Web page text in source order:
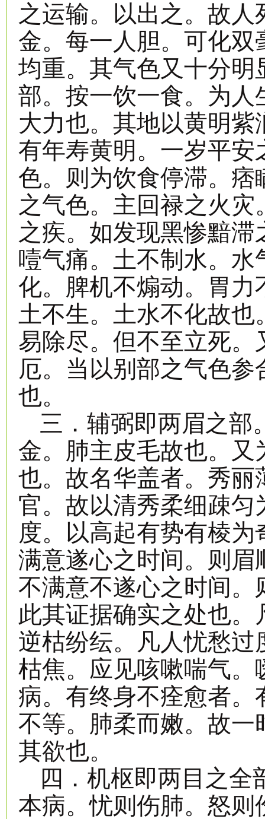
之运输。以出之。故
金。每一人胆。可化
均重。其气色又十分
部。按一饮一食。为
大力也。其地以黄明
有年寿黄明。一岁平
色。则为饮食停滞。
之气色。主回禄之火
之疾。如发现黑惨黯
噎气痛。土不制水。
化。脾机不煽动。胃
土不生。土水不化故
易除尽。但不至立死
厄。当以别部之气色
也。
三．辅弼即两眉之部
金。肺主皮毛故也。
也。故名华盖者。秀
官。故以清秀柔细疎
度。以高起有势有棱
满意遂心之时间。则
不满意不遂心之时间
此其证据确实之处也
逆枯纷纭。凡人忧愁
枯焦。应见咳嗽喘气
病。有终身不痊愈者
不等。肺柔而嫩。故
其欲也。
四．机枢即两目之全
本病。忧则伤肺。怒